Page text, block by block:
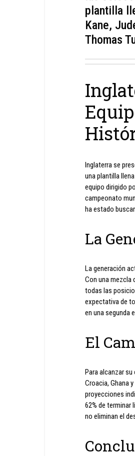
plantilla
Kane,
Thomas
Inglaterra se
una plantilla
equipo dirigido
campeonato
ha estado
La
La generación
Con una mezcla
todas las
expectativa de
en una segunda
El
Para alcanzar
Croacia, Ghana
proyecciones
62% de terminar
no eliminan el